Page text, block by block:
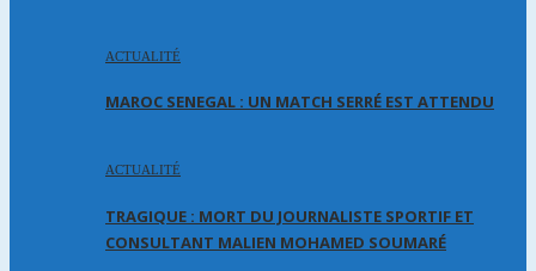
ACTUALITÉ
MAROC SENEGAL : UN MATCH SERRÉ EST ATTENDU
ACTUALITÉ
TRAGIQUE : MORT DU JOURNALISTE SPORTIF ET
CONSULTANT MALIEN MOHAMED SOUMARÉ